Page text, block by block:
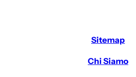
Sitemap
Chi Siamo